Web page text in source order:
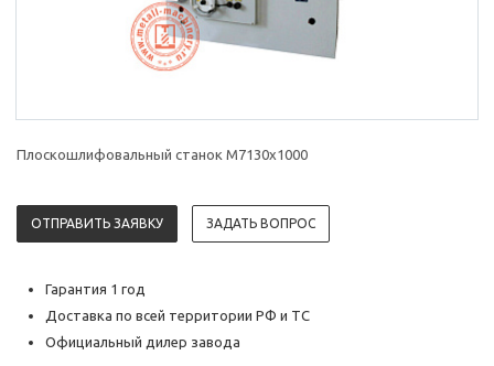
Плоскошлифовальный станок М7130х1000
ОТПРАВИТЬ ЗАЯВКУ ЗАДАТЬ ВОПРОС
Гарантия 1 год
Доставка по всей территории РФ и ТС
Официальный дилер завода